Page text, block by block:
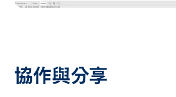
協作與分享